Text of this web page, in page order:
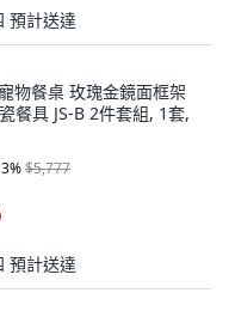
預計送達
物餐桌 玫瑰金鏡面框架
餐具 JS-B 2件套組, 1套,
3%$5,777
預計送達